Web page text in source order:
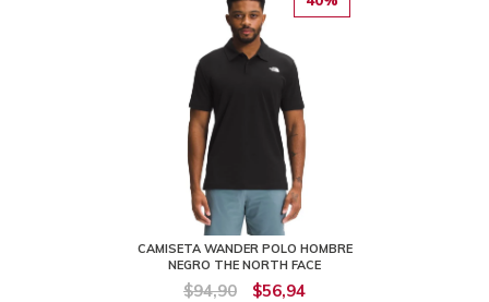
CAMISETA WANDER POLO HOMBRE
NEGRO THE NORTH FACE
$94,90 $56,94